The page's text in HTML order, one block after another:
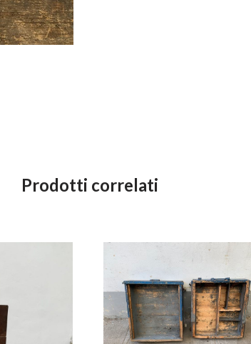
Prodotti correlati